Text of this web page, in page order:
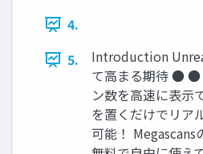
4.
5.
Introduction
て高まる期待 ●
ン数を高速に表示
を置くだけでリア
可能！ Megascans